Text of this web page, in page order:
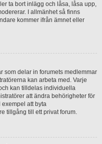
ta bort inlägg och låsa, låsa upp,
I allmänhet så finns
kommer ifrån ämnet eller
som delar in forumets medlemmar
kan arbeta med. Varje
kan tilldelas individuella
att ändra behörigheter för
att byta
tillgång till ett privat forum.